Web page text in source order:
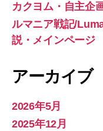
カクヨム・自主
ルマニア戦記/
説・メインページ
アーカイブ
2026年5月
2025年12月